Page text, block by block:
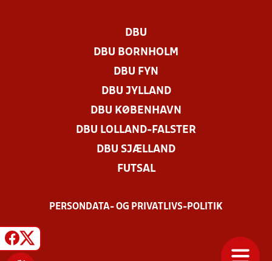
DBU
DBU BORNHOLM
DBU FYN
DBU JYLLAND
DBU KØBENHAVN
DBU LOLLAND-FALSTER
DBU SJÆLLAND
FUTSAL
PERSONDATA- OG PRIVATLIVS-POLITIK